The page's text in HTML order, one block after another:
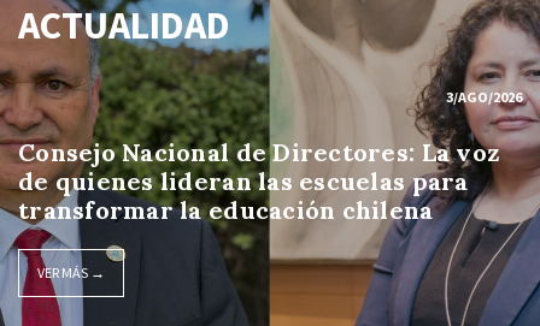
ACTUALIDAD
3/AGO/2026
Consejo Nacional de Directores: La voz
de quienes lideran las escuelas para
transformar la educación chilena
VER MÁS →